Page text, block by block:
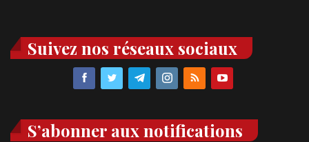
Suivez nos réseaux sociaux
S’abonner aux notifications